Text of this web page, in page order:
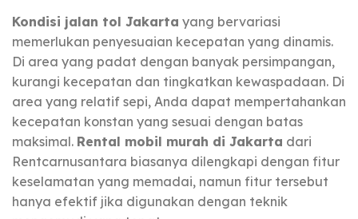
Kondisi jalan tol Jakarta yang bervariasi
memerlukan penyesuaian kecepatan yang dinamis.
Di area yang padat dengan banyak persimpangan,
kurangi kecepatan dan tingkatkan kewaspadaan. Di
area yang relatif sepi, Anda dapat mempertahankan
kecepatan konstan yang sesuai dengan batas
maksimal. Rental mobil murah di Jakarta dari
Rentcarnusantara biasanya dilengkapi dengan fitur
keselamatan yang memadai, namun fitur tersebut
hanya efektif jika digunakan dengan teknik